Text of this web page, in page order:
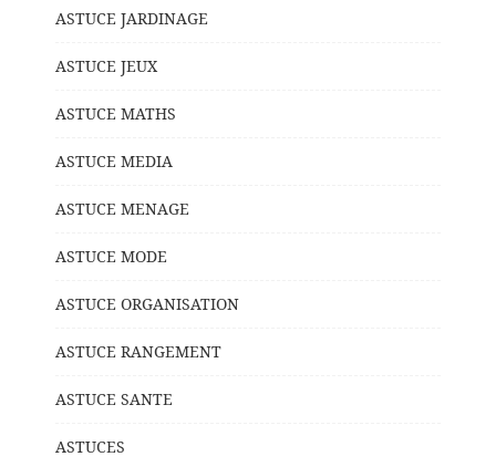
ASTUCE JARDINAGE
ASTUCE JEUX
ASTUCE MATHS
ASTUCE MEDIA
ASTUCE MENAGE
ASTUCE MODE
ASTUCE ORGANISATION
ASTUCE RANGEMENT
ASTUCE SANTE
ASTUCES